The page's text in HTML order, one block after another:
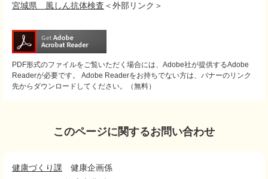
宮城県 風しん抗体検査 ＜外部リンク＞
PDF形式のファイルをご覧いただく場合には、Adobe社が提供するAdobe
Readerが必要です。
Adobe Readerをお持ちでない方は、バナーのリンク
先からダウンロードしてください。（無料）
このページに関するお問い合わせ
健康づくり課
健康企画係